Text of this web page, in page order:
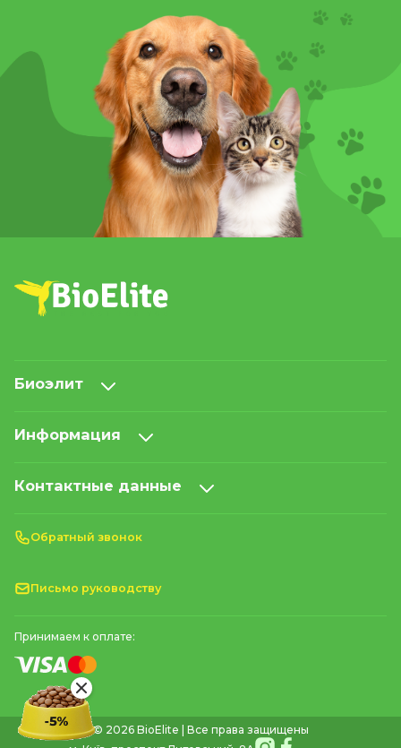
Биоэлит
Информация
Контактные данные
Обратный звонок
Письмо руководству
Принимаем к оплате:
© 2026 BioElite | Все права защищены